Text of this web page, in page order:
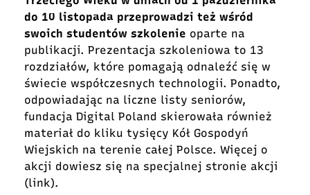
do 10 listopada przeprowadzi też wśród
swoich studentów szkolenie oparte na
publikacji. Prezentacja szkoleniowa to 13
rozdziałów, które pomagają odnaleźć się w
świecie współczesnych technologii. Ponadto,
odpowiadając na liczne listy seniorów,
fundacja Digital Poland skierowała również
materiał do kliku tysięcy Kół Gospodyń
Wiejskich na terenie całej Polsce. Więcej o
akcji dowiesz się na specjalnej stronie akcji
(link).